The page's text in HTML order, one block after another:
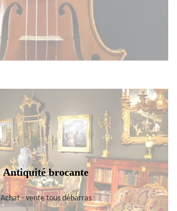
Antiquité brocante
Achat - vente tous débarras